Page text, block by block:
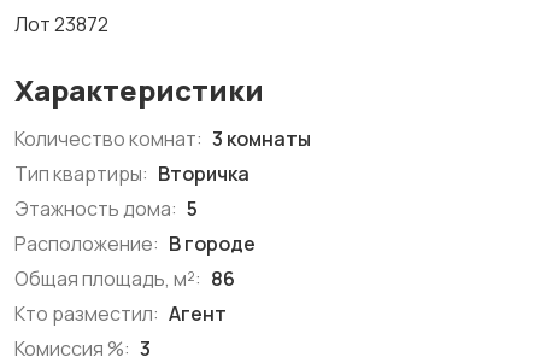
Лот 23872
Характеристики
Количество комнат: 3 комнаты
Тип квартиры: Вторичка
Этажность дома: 5
Расположение: В городе
Общая площадь, м²: 86
Кто разместил: Агент
Комиссия %: 3